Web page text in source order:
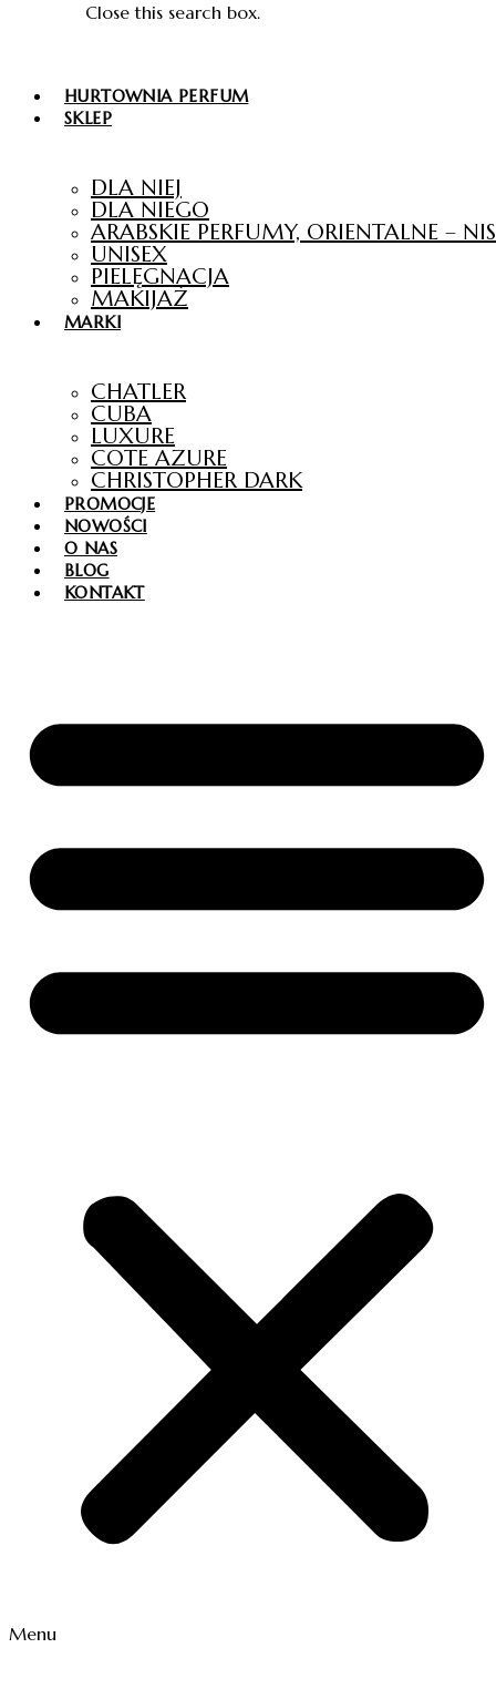
HURTOWNIA PERFUM
SKLEP
DLA NIEJ
DLA NIEGO
ARABSKIE PERFUMY, ORIENTALNE –
UNISEX
PIELĘGNACJA
MAKIJAŻ
MARKI
CHATLER
CUBA
LUXURE
COTE AZURE
CHRISTOPHER DARK
PROMOCJE
NOWOŚCI
O NAS
BLOG
KONTAKT
Menu
Close this search box.